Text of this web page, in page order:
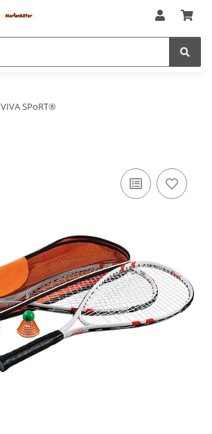
VIVA SPoRT®